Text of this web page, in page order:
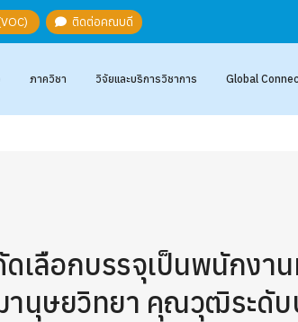
ติดต่อคณบดี
ภาควิชา วิจัยและบริการวิชาการ Global
เลือกบรรจุเป็นพนักงา
านุษยวิทยา คุณวุฒิระดั